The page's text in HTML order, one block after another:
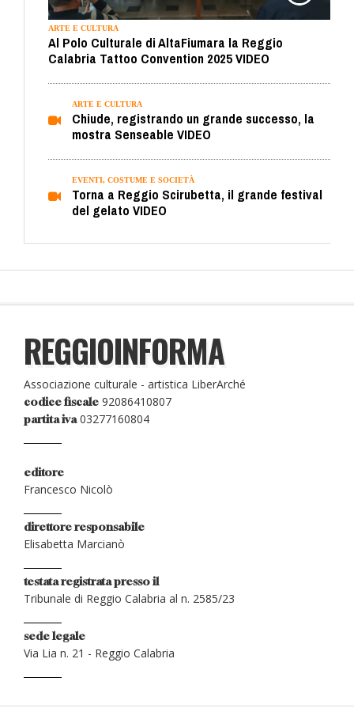
ARTE E CULTURA
Al Polo Culturale di AltaFiumara la Reggio
Calabria Tattoo Convention 2025 VIDEO
ARTE E CULTURA
Chiude, registrando un grande successo, la
mostra Senseable VIDEO
EVENTI, COSTUME E SOCIETÀ
Torna a Reggio Scirubetta, il grande festival
del gelato VIDEO
REGGIOINFORMA
Associazione culturale - artistica LiberArché
codice fiscale 92086410807
partita iva03277160804
editore
Francesco Nicolò
direttore responsabile
Elisabetta Marcianò
testata registrata presso il
Tribunale di Reggio Calabria al n. 2585/23
sede legale
Via Lia n. 21 - Reggio Calabria